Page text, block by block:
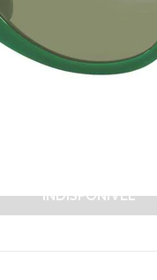
INDISPONÍVEL